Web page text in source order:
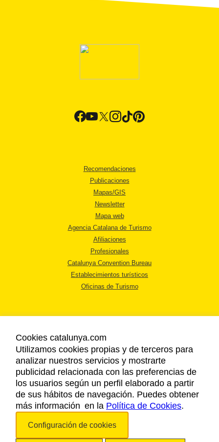
Recomendaciones
Publicaciones
Mapas/GIS
Newsletter
Mapa web
Agencia Catalana de Turismo
Afiliaciones
Profesionales
Catalunya Convention Bureau
Establecimientos turísticos
Oficinas de Turismo
AVISO LEGAL
POLÍTICA DE PRIVACIDAD
COOKIES
ACCESSIBILIDAD
Copyright © 2026. Agencia Catalana de Turismo. Todos los derechos
Cookies catalunya.com
Utilizamos cookies propias y de terceros para
analizar nuestros servicios y mostrarte
publicidad relacionada con las preferencias de
los usuarios según un perfil elaborado a partir
de sus hábitos de navegación. Puedes obtener
más información en la Política de Cookies.
Configuración de cookies